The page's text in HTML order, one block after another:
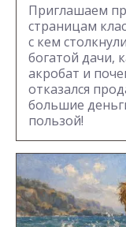
Приглашаем
страницам
с кем
богатой дачи,
акробат и
отказался
большие
пользой!